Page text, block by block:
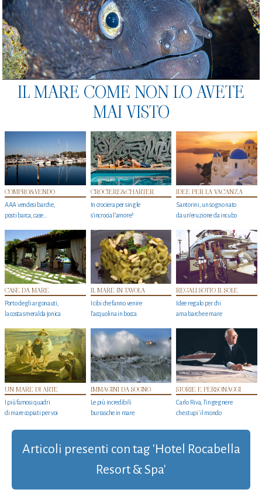
IL MARE COME NON LO AVETE
MAI VISTO
COMPRO&VENDO
AAA vendesi barche,
posti barca, case…
CROCIERE&CHARTER
In crociera per single
s'incrocia l’amore?
IDEE PER LA VACANZA
Santorini, un sogno nato
da un’eruzione da incubo
CASE DA MARE
Porto degli argonauti,
la costa smeralda jonica
IL MARE IN TAVOLA
I cibi che fanno venire
l’acquolina in bocca
REGALI SOTTO IL SOLE
Idee regalo per chi
ama barche e mare
UN MARE DI ARTE
I più famosi quadri
di mare copiati per voi
IMMAGINI DA SOGNO
Le più incredibili
burrasche in mare
STORIE E PERSONAGGI
Carlo Riva, l’ingegnere
che stupi' il mondo
Articoli presenti con tag 'Hotel Rocabella
Resort & Spa'